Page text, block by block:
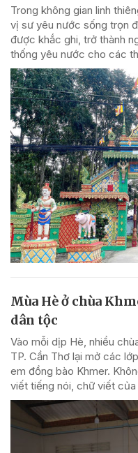
Trong không gian linh
vị sư yêu nước sống trọn
được khắc ghi, trở thành
thống yêu nước cho các
Mùa Hè ở chùa
dân tộc
Vào mỗi dịp Hè, nhiều
TP. Cần Thơ lại mở các
em đồng bào Khmer.
viết tiếng nói, chữ viết của